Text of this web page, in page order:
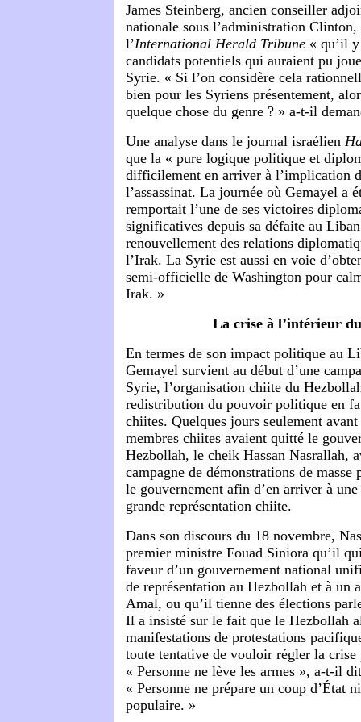
James Steinberg, ancien conseiller
nationale sous l’administration Clinton,
l’International Herald Tribune « qu’il
candidats potentiels qui auraient pu
Syrie. « Si l’on considère cela
bien pour les Syriens présentement,
quelque chose du genre ? » a-t-il
Une analyse dans le journal israélien
que la « pure logique politique et
difficilement en arriver à l’implication
l’assassinat. La journée où Gemayel a
remportait l’une de ses victoires
significatives depuis sa défaite au
renouvellement des relations
l’Irak. La Syrie est aussi en voie
semi-officielle de Washington pour
Irak. »
La crise à l’intérieur
En termes de son impact politique au
Gemayel survient au début d’une
Syrie, l’organisation chiite du
redistribution du pouvoir politique en
chiites. Quelques jours seulement
membres chiites avaient quitté le
Hezbollah, le cheik Hassan Nasrallah,
campagne de démonstrations de
le gouvernement afin d’en arriver à
grande représentation chiite.
Dans son discours du 18 novembre,
premier ministre Fouad Siniora qu’il
faveur d’un gouvernement national
de représentation au Hezbollah et à un
Amal, ou qu’il tienne des élections
Il a insisté sur le fait que le Hezbollah
manifestations de protestations
toute tentative de vouloir régler la
« Personne ne lève les armes », a-t-il
« Personne ne prépare un coup d’État
populaire. »